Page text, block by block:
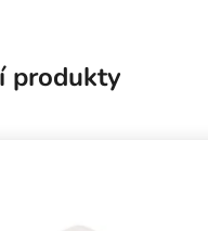
produkty